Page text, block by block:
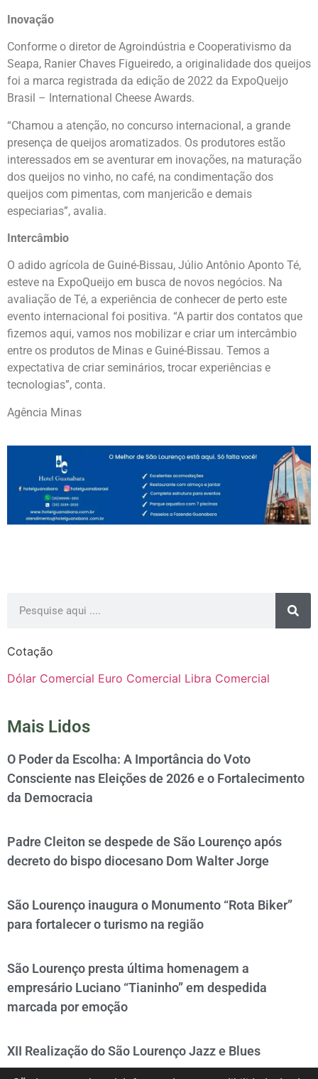
Inovação
Conforme o diretor de Agroindústria e Cooperativismo da
Seapa, Ranier Chaves Figueiredo, a originalidade dos queijos
foi a marca registrada da edição de 2022 da ExpoQueijo
Brasil – International Cheese Awards.
“Chamou a atenção, no concurso internacional, a grande
presença de queijos aromatizados. Os produtores estão
interessados em se aventurar em inovações, na maturação
dos queijos no vinho, no café, na condimentação dos
queijos com pimentas, com manjericão e demais
especiarias”, avalia.
Intercâmbio
O adido agrícola de Guiné-Bissau, Júlio Antônio Aponto Té,
esteve na ExpoQueijo em busca de novos negócios. Na
avaliação de Té, a experiência de conhecer de perto este
evento internacional foi positiva. “A partir dos contatos que
fizemos aqui, vamos nos mobilizar e criar um intercâmbio
entre os produtos de Minas e Guiné-Bissau. Temos a
expectativa de criar seminários, trocar experiências e
tecnologias”, conta.
Agência Minas
Cotação
Dólar Comercial Euro Comercial Libra Comercial
Mais Lidos
O Poder da Escolha: A Importância do Voto
Consciente nas Eleições de 2026 e o Fortalecimento
da Democracia
Padre Cleiton se despede de São Lourenço após
decreto do bispo diocesano Dom Walter Jorge
São Lourenço inaugura o Monumento “Rota Biker”
para fortalecer o turismo na região
São Lourenço presta última homenagem a
empresário Luciano “Tianinho” em despedida
marcada por emoção
XII Realização do São Lourenço Jazz e Blues